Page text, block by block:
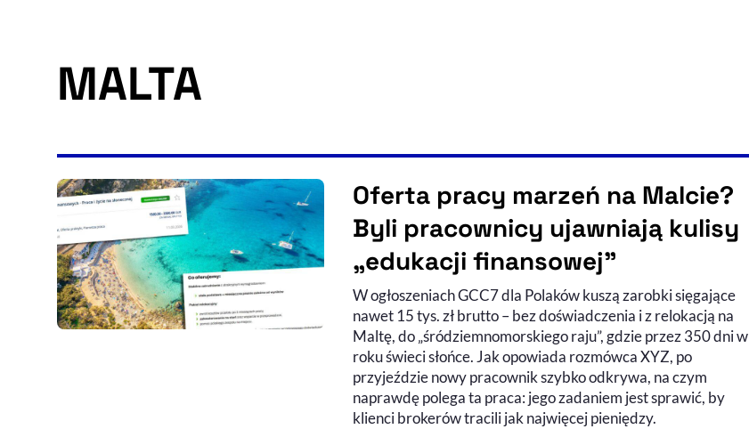
MALTA
Oferta pracy marzeń na Malcie?
Byli pracownicy ujawniają kulisy
„edukacji finansowej”
W ogłoszeniach GCC7 dla Polaków kuszą zarobki sięgające
nawet 15 tys. zł brutto – bez doświadczenia i z relokacją na
Maltę, do „śródziemnomorskiego raju”, gdzie przez 350 dni w
roku świeci słońce. Jak opowiada rozmówca XYZ, po
przyjeździe nowy pracownik szybko odkrywa, na czym
naprawdę polega ta praca: jego zadaniem jest sprawić, by
klienci brokerów tracili jak najwięcej pieniędzy.